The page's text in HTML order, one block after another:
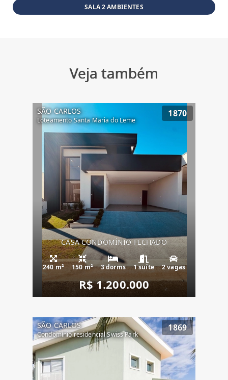
SALA 2 AMBIENTES
Veja também
SÃO CARLOS
Loteamento Santa Maria do Leme
1870
CASA CONDOMÍNIO FECHADO
240 m² 150 m² 3 dorms 1 suíte 2 vagas
R$ 1.200.000
SÃO CARLOS
Condomínio residencial Swiss Park
1869